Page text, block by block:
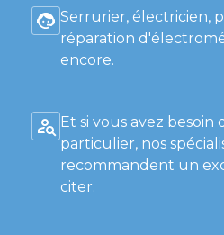
Serrurier, électricien,
réparation
encore.
Et si vous avez besoin
particulier, nos
recommandent un
citer.